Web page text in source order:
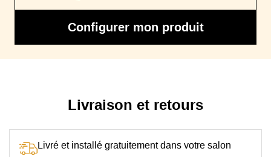
Configurer mon produit
Livraison et retours
Livré et installé gratuitement dans votre salon